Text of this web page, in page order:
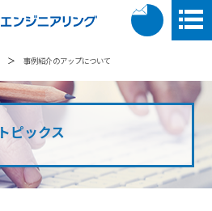
＞ 事例紹介のアップについて
トピックス